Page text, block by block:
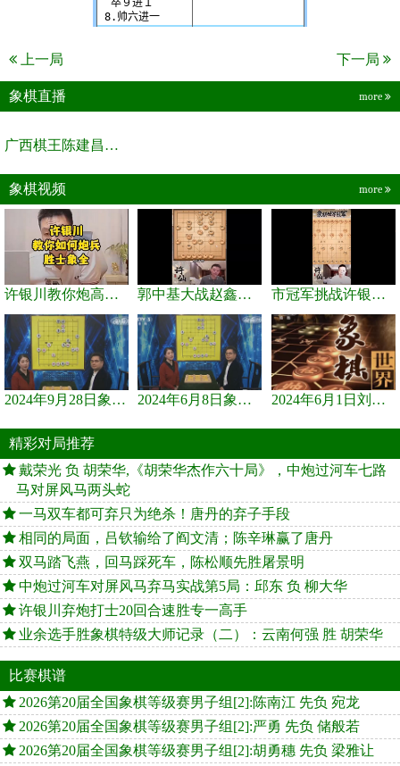
上一局 下一局
象棋直播 more
广西棋王陈建昌直播间
象棋视频 more
许银川教你炮高兵士象全如何赢士象全，简单四步即可 郭中基大战赵鑫鑫，许银川激情讲解 市冠军挑战许银川，急进中兵变化真激烈！
2024年9月28日象棋世界栏目，刘君、蒋川讲解了第九届杨官璘杯象棋... 2024年6月8日象棋世界，刘君、蒋川讲解了第九届杨官璘杯全国象棋... 2024年6月1日刘君、蒋川讲解第三届上海杯象棋大师赛谢靖与李少庚...
精彩对局推荐
戴荣光 负 胡荣华,《胡荣华杰作六十局》，中炮过河车七路
马对屏风马两头蛇
一马双车都可弃只为绝杀！唐丹的弃子手段
相同的局面，吕钦输给了阎文清；陈辛琳赢了唐丹
双马踏飞燕，回马踩死车，陈松顺先胜屠景明
中炮过河车对屏风马弃马实战第5局：邱东 负 柳大华
许银川弃炮打士20回合速胜专一高手
业余选手胜象棋特级大师记录（二）：云南何强 胜 胡荣华
比赛棋谱
2026第20届全国象棋等级赛男子组[2]:陈南江 先负 宛龙
2026第20届全国象棋等级赛男子组[2]:严勇 先负 储般若
2026第20届全国象棋等级赛男子组[2]:胡勇穗 先负 梁雅让